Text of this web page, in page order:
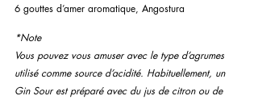
6 gouttes d’amer aromatique, Angostura
*Note
Vous pouvez vous amuser avec le type d’agrumes
utilisé comme source d’acidité. Habituellement, un
Gin Sour est préparé avec du jus de citron ou de